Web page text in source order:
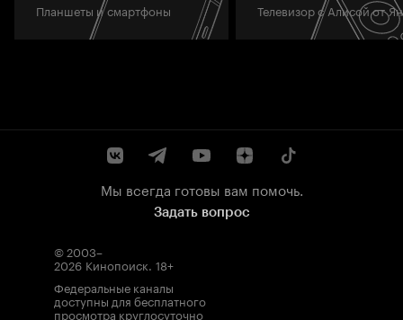
Планшеты и смартфоны Телевизор с Алисой от
Мы всегда готовы вам помочь.
Задать вопрос
© 2003–
2026 Кинопоиск. 18+
Федеральные каналы
доступны для бесплатного
просмотра круглосуточно